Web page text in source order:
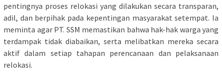
pentingnya proses relokasi yang dilakukan secara transparan,
adil, dan berpihak pada kepentingan masyarakat setempat. Ia
meminta agar PT. SSM memastikan bahwa hak-hak warga yang
terdampak tidak diabaikan, serta melibatkan mereka secara
aktif dalam setiap tahapan perencanaan dan pelaksanaan
relokasi.